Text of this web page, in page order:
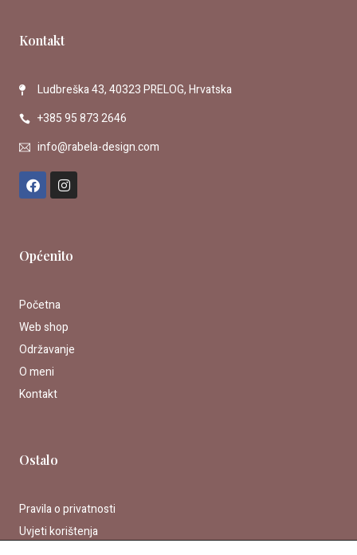
Kontakt
Ludbreška 43, 40323 PRELOG, Hrvatska
+385 95 873 2646
info@rabela-design.com
F
a
c
o
I
n
s
r
Općenito
Početna
Web shop
Održavanje
O meni
Kontakt
Ostalo
Pravila o privatnosti
Uvjeti korištenja